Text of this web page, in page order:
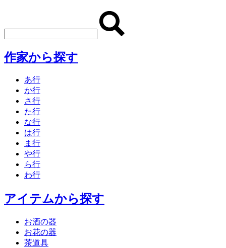
作家から探す
あ行
か行
さ行
た行
な行
は行
ま行
や行
ら行
わ行
アイテムから探す
お酒の器
お花の器
茶道具